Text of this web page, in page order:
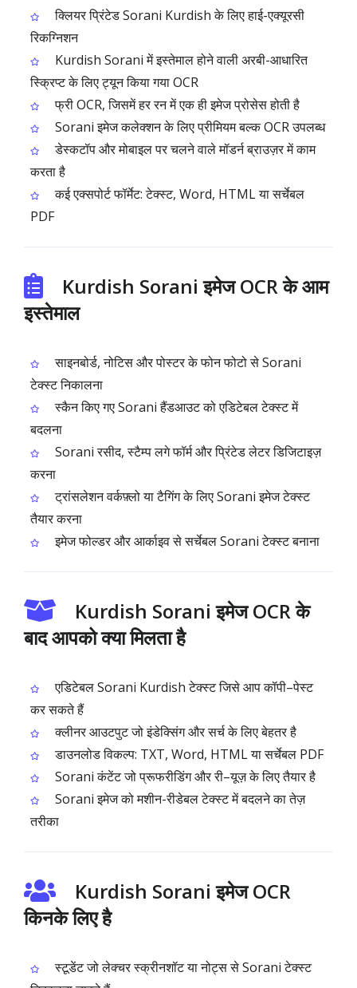
क्लियर प्रिंटेड Sorani Kurdish के लिए हाई-एक्यूरसी
रिकग्निशन
Kurdish Sorani में इस्तेमाल होने वाली अरबी-आधारित
स्क्रिप्ट के लिए ट्यून किया गया OCR
फ्री OCR, जिसमें हर रन में एक ही इमेज प्रोसेस होती है
Sorani इमेज कलेक्शन के लिए प्रीमियम बल्क OCR उपलब्ध
डेस्कटॉप और मोबाइल पर चलने वाले मॉडर्न ब्राउज़र में काम
करता है
कई एक्सपोर्ट फॉर्मेट: टेक्स्ट, Word, HTML या सर्चेबल
PDF
Kurdish Sorani इमेज OCR के आम
इस्तेमाल
साइनबोर्ड, नोटिस और पोस्टर के फोन फोटो से Sorani
टेक्स्ट निकालना
स्कैन किए गए Sorani हैंडआउट को एडिटेबल टेक्स्ट में
बदलना
Sorani रसीद, स्टैम्प लगे फॉर्म और प्रिंटेड लेटर डिजिटाइज़
करना
ट्रांसलेशन वर्कफ़्लो या टैगिंग के लिए Sorani इमेज टेक्स्ट
तैयार करना
इमेज फोल्डर और आर्काइव से सर्चेबल Sorani टेक्स्ट बनाना
Kurdish Sorani इमेज OCR के
बाद आपको क्या मिलता है
एडिटेबल Sorani Kurdish टेक्स्ट जिसे आप कॉपी–पेस्ट
कर सकते हैं
क्लीनर आउटपुट जो इंडेक्सिंग और सर्च के लिए बेहतर है
डाउनलोड विकल्प: TXT, Word, HTML या सर्चेबल PDF
Sorani कंटेंट जो प्रूफरीडिंग और री–यूज़ के लिए तैयार है
Sorani इमेज को मशीन-रीडेबल टेक्स्ट में बदलने का तेज़
तरीका
Kurdish Sorani इमेज OCR
किनके लिए है
स्टूडेंट जो लेक्चर स्क्रीनशॉट या नोट्स से Sorani टेक्स्ट